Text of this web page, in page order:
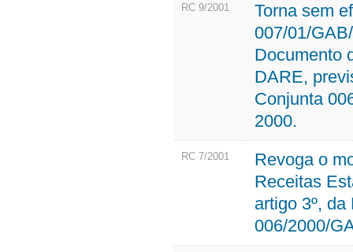
RC 9/2001
Torna sem
007/01/
Documento
DARE,
Conjunta
2000.
RC 7/2001
Revoga o
Receitas
artigo 3º,
006/2000/